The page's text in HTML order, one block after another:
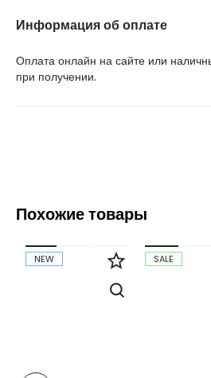
Информация об оплате
Оплата онлайн на сайте или
при получении.
Похожие товары
NEW SALE